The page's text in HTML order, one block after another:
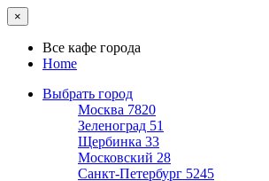
×
Все кафе города
Home
Выбрать город
Москва 7820
Зеленоград 51
Щербинка 33
Московский 28
Санкт-Петербург 5245